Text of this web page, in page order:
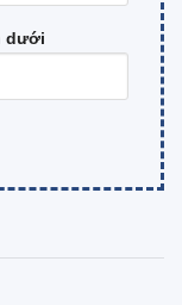
dưới